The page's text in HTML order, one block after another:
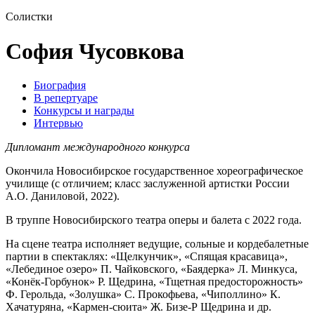
Солистки
София Чусовкова
Биография
В репертуаре
Конкурсы и награды
Интервью
Дипломант международного конкурса
Окончила Новосибирское государственное хореографическое
училище (с отличием; класс заслуженной артистки России
А.О. Даниловой, 2022).
В труппе Новосибирского театра оперы и балета с 2022 года.
На сцене театра исполняет ведущие, сольные и кордебалетные
партии в спектаклях: «Щелкунчик», «Спящая красавица»,
«Лебединое озеро» П. Чайковского, «Баядерка» Л. Минкуса,
«Конёк-Горбунок» Р. Щедрина, «Тщетная предосторожность»
Ф. Герольда, «Золушка» С. Прокофьева, «Чиполлино» К.
Хачатуряна, «Кармен-сюита» Ж. Бизе-Р Щедрина и др.